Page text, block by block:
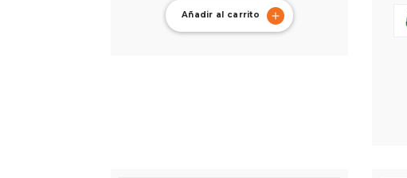
Añadir al carrito